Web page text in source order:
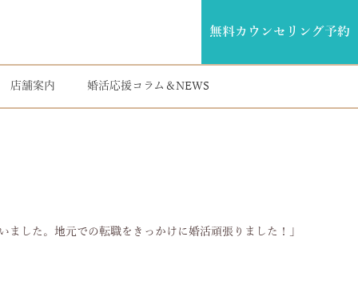
無料カウンセリング予約
店舗案内 婚活応援コラム＆NEWS
した。地元での転職をきっかけに婚活頑張りました！」